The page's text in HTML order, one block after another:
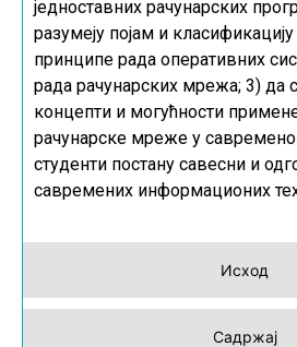
Исход
Садржај
једноставних рачунарских
разумеју појам и
принципе рада оперативних
рада рачунарских мрежа; 3) да
концепти и могућности
рачунарске мреже у
студенти постану савесни и
савремених информационих